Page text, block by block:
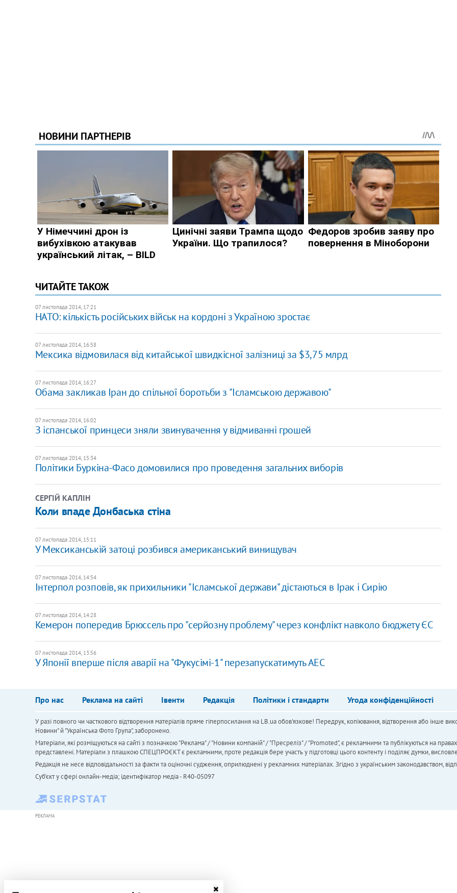
ЧИТАЙТЕ ТАКОЖ
07 листопада 2014, 17:21
НАТО: кількість російських військ на кордоні з Україною зростає
07 листопада 2014, 16:58
Мексика відмовилася від китайської швидкісної залізниці за $3,75 млрд
07 листопада 2014, 16:27
Обама закликав Іран до спільної боротьби з "Ісламською державою"
07 листопада 2014, 16:02
З іспанської принцеси зняли звинувачення у відмиванні грошей
07 листопада 2014, 15:34
Політики Буркіна-Фасо домовилися про проведення загальних виборів
СЕРГІЙ КАПЛІН
Коли впаде Донбаська стіна
07 листопада 2014, 15:11
У Мексиканській затоці розбився американський винищувач
07 листопада 2014, 14:54
Інтерпол розповів, як прихильники "Ісламської держави" дістаються в Ірак і Сирію
07 листопада 2014, 14:28
Кемерон попередив Брюссель про "серйозну проблему" через конфлікт навколо бюджету ЄС
07 листопада 2014, 13:56
У Японії вперше після аварії на "Фукусімі-1" перезапускатимуть АЕС
Про нас Реклама на сайті Івенти Редакція Політики і стандарти Угода конфіденційності
У разі повного чи часткового відтворення матеріалів пряме гіперпосилання на LB.ua обов'язкове! Передрук, копіювання, відтворення або інше
Новини" й "Українська Фото Група", заборонено.
Матеріали, які розміщуються на сайті з позначкою "Реклама" / "Новини компаній" / "Пресреліз" / "Promoted", є рекламними та публікуються на
представлені. Матеріали з плашкою СПЕЦПРОЄКТ є рекламними, проте редакція бере участь у підготовці цього контенту і поділяє думки,
Редакція не несе відповідальності за факти та оціночні судження, оприлюднені у рекламних матеріалах. Згідно з українським законодавством,
Cуб'єкт у сфері онлайн-медіа; ідентифікатор медіа - R40-05097
РЕКЛАМА